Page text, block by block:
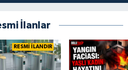
İlanlar
RESMİ İLANDIR